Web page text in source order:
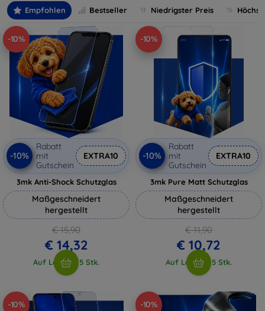
digitales Erlebnis.
Empfohlen Bestseller Niedrigster Preis
-10%
-10%
Rabatt
mit
Gutschein
EXTRA10
3mk Anti-Shock Schutzglas
Maßgeschneidert
hergestellt
€ 15,90
€ 14,32
Auf Lager > 5 Stk.
-10%
-10%
Rabatt
mit
Gutschein
EXTRA10
3mk Pure Matt Schutzglas
Maßgeschneidert
hergestellt
€ 11,90
€ 10,72
Auf Lager > 5 Stk.
-10% -10%